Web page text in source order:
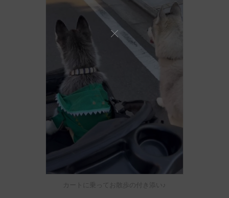
カートに乗ってお散歩の付き添い♪